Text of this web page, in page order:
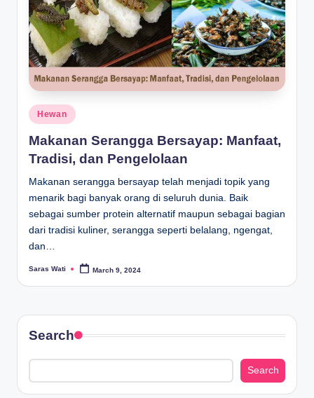
Posted
in
Hewan
Makanan Serangga Bersayap: Manfaat,
Tradisi, dan Pengelolaan
Makanan serangga bersayap telah menjadi topik yang
menarik bagi banyak orang di seluruh dunia. Baik
sebagai sumber protein alternatif maupun sebagai bagian
dari tradisi kuliner, serangga seperti belalang, ngengat,
dan…
Posted
Saras Wati March 9, 2024
Search
Search